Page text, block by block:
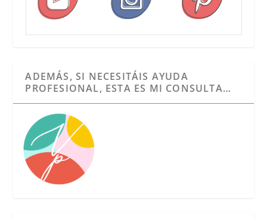
ADEMÁS, SI NECESITÁIS AYUDA
PROFESIONAL, ESTA ES MI CONSULTA…